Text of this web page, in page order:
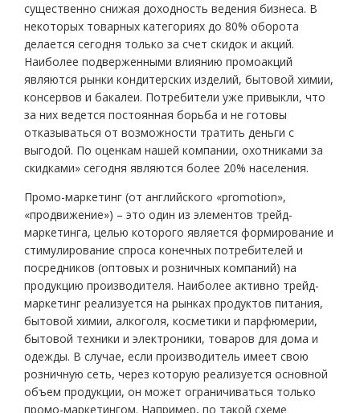
существенно снижая доходность ведения бизнеса. В
некоторых товарных категориях до 80% оборота
делается сегодня только за счет скидок и акций.
Наиболее подверженными влиянию промоакций
являются рынки кондитерских изделий, бытовой химии,
консервов и бакалеи. Потребители уже привыкли, что
за них ведется постоянная борьба и не готовы
отказываться от возможности тратить деньги с
выгодой. По оценкам нашей компании, охотниками за
скидками» сегодня являются более 20% населения.
Промо-маркетинг (от английского «promotion»,
«продвижение») – это один из элементов трейд-
маркетинга, целью которого является формирование и
стимулирование спроса конечных потребителей и
посредников (оптовых и розничных компаний) на
продукцию производителя. Наиболее активно трейд-
маркетинг реализуется на рынках продуктов питания,
бытовой химии, алкоголя, косметики и парфюмерии,
бытовой техники и электроники, товаров для дома и
одежды. В случае, если производитель имеет свою
розничную сеть, через которую реализуется основной
объем продукции, он может ограничиваться только
промо-маркетингом. Например, по такой схеме